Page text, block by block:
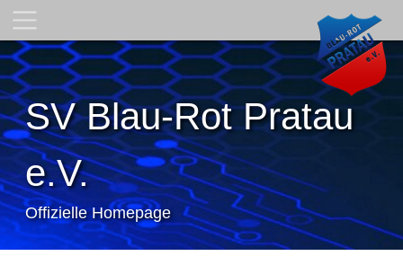
SV Blau-Rot Pratau
e.V.
Offizielle Homepage